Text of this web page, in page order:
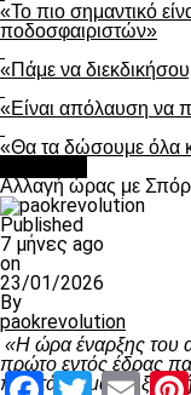
«Η ώρα έναρξης του
πρώτο εντός έδρας
πρωτάθλημα θα
«Το πιο σημαντικό
ποδοσφαιριστών»
«Πάμε να
«Είναι απόλαυση να
«Θα τα δώσουμε όλα
Αλλαγή ώρας με
Published
7 μήνες ago
on
23/01/2026
By
paokrevolution